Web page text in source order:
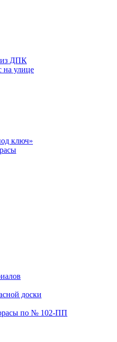
из ДПК
на улице
ключ»
доски
по № 102-ПП